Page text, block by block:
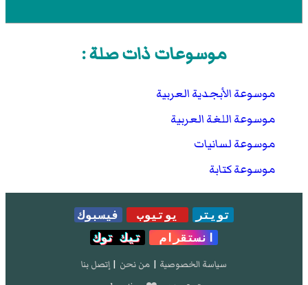
موسوعات ذات صلة :
موسوعة الأبجدية العربية
موسوعة اللغة العربية
موسوعة لسانيات
موسوعة كتابة
تويتر يوتيوب
فيسبوك
انستقرام
تيك توك
سياسة الخصوصية | من نحن | إتصل بنا